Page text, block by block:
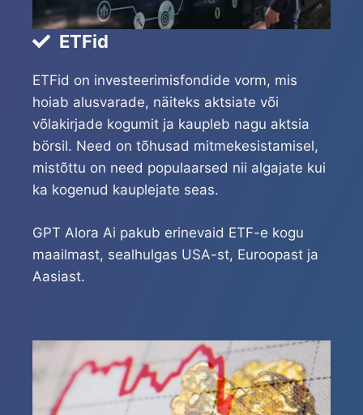
ETFid
ETFid on investeerimisfondide vorm, mis
hoiab alusvarade, näiteks aktsiate või
võlakirjade kogumit ja kaupleb nagu aktsia
börsil. Need on tõhusad mitmekesistamisel,
mistõttu on need populaarsed nii algajate kui
ka kogenud kauplejate seas.
GPT Alora Ai pakub erinevaid ETF-e kogu
maailmast, sealhulgas USA-st, Euroopast ja
Aasiast.